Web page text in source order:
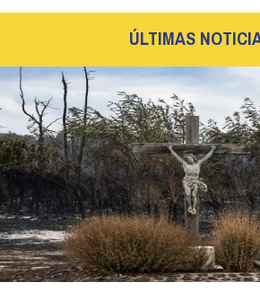
ÚLTIMAS